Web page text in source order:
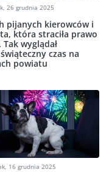
26 grudnia 2025
pijanych kierowców i
która straciła prawo
Tak wyglądał
czas na
powiatu
16 grudnia 2025